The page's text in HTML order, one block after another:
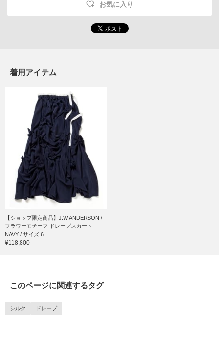
お気に入り
着用アイテム
【ショップ限定商品】J.W.ANDERSON /
フラワーモチーフ ドレープスカート
NAVY / サイズ 6
¥118,800
このページに関連するタグ
シルク ドレープ